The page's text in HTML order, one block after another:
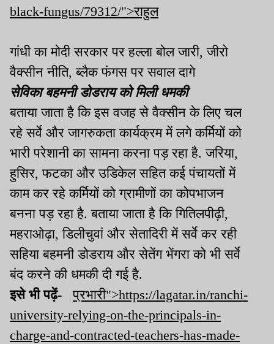
black-fungus/79312/">राहुल
गांधी का मोदी सरकार पर हल्ला बोल जारी, जीरो
वैक्सीन नीति, ब्लैक फंगस पर सवाल दागे
सेविका बहमनी डोडराय को मिली धमकी
बताया जाता है कि इस वजह से वैक्सीन के लिए चल
रहे सर्वे और जागरुकता कार्यक्रम में लगे कर्मियों को
भारी परेशानी का सामना करना पड़ रहा है. जरिया,
हुसिर, फटका और उडिकेल सहित कई पंचायतों में
काम कर रहे कर्मियों को ग्रामीणों का कोपभाजन
बनना पड़ रहा है. बताया जाता है कि गितिलपीढ़ी,
महराओढ़ा, डिलीचुवां और सेतादिरी में सर्वे कर रही
सहिया बहमनी डोडराय और सेतेंग भेंगरा को भी सर्वे
बंद करने की धमकी दी गई है.
इसे भी पढ़ें-
प्रभारी">https://lagatar.in/ranchi-
university-relying-on-the-principals-in-
charge-and-contracted-teachers-has-made-